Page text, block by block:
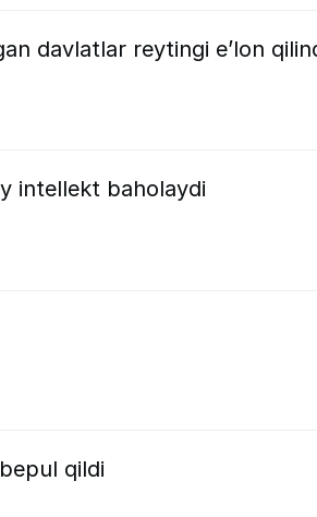
davlatlar reytingi e’lon
intellekt baholaydi
qildi